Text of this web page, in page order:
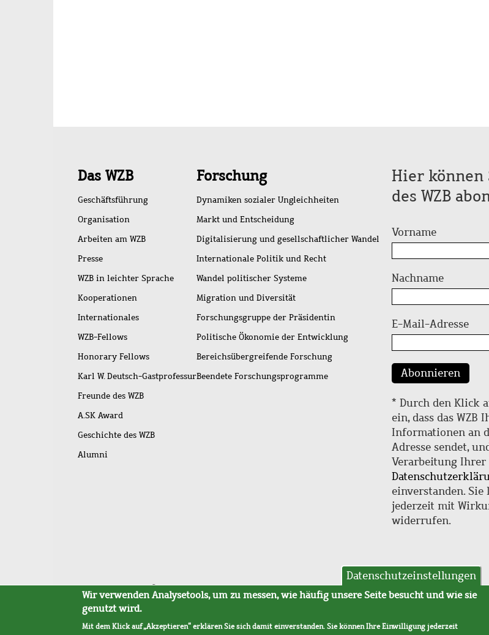
Schnellzugriff
Das WZB
Geschäftsführung
Organisation
Arbeiten am WZB
Presse
WZB in leichter Sprache
Kooperationen
Internationales
WZB-Fellows
Honorary Fellows
Karl W. Deutsch-Gastprofessur
Freunde des WZB
A.SK Award
Geschichte des WZB
Alumni
Forschung
Dynamiken sozialer Ungleichheiten
Markt und Entscheidung
Digitalisierung und gesellschaftlicher Wandel
Internationale Politik und Recht
Wandel politischer Systeme
Migration und Diversität
Forschungsgruppe der Präsidentin
Politische Ökonomie der Entwicklung
Bereichsübergreifende Forschung
Beendete Forschungsprogramme
Hier können
des WZB
Vorname
Nachname
E-Mail-Adresse
Abonnieren
* Durch den Klick
ein, dass das WZB
Informationen an
Adresse sendet,
Verarbeitung Ihrer
einverstanden.
jederzeit mit
widerrufen.
Fußleistenmenü
SitemapBarrierefreiheitImpressumDatenschutzAVB
Datenschutzeinstellungen
Wir verwenden Analysetools, um zu messen, wie häufig unsere Seite besucht und wie sie
genutzt wird.
Mit dem Klick auf „Akzeptieren“ erklären Sie sich damit einverstanden. Sie können Ihre Einwilligung jederzeit